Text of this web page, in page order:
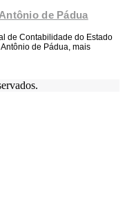
de Pádua
de Contabilidade do Estado
de Pádua, mais